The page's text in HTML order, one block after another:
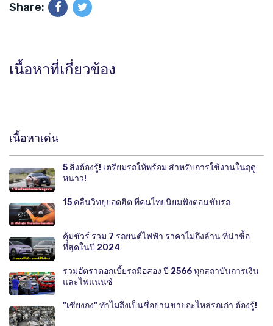
Share:
เนื้อหาที่เกี่ยวข้อง
เนื้อหาเด่น
5 สิ่งต้องรู้! เตรียมรถให้พร้อม สำหรับการใช้งานในฤดู
หนาว!
15 คลื่นวิทยุยอดฮิต ที่คนไทยนิยมฟังตอนขับรถ
คุ้มชัวร์ รวม 7 รถยนต์ไฟฟ้า ราคาไม่ถึงล้าน ที่น่าซื้อ
ที่สุดในปี 2024
รวมอัตราดอกเบี้ยรถมือสอง ปี 2566 ทุกสถาบันการเงิน
และไฟแนนซ์
"เซียงกง" ทำไมถึงเป็นชื่อย่านขายอะไหล่รถเก่า ต้องรู้!